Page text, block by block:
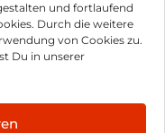
und fortlaufend
Durch die weitere
von Cookies zu.
Du in unserer